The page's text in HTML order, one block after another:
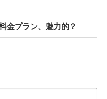
金プラン、魅力的？